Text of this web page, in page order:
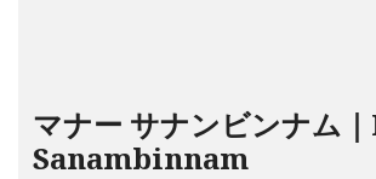
マナー サナンビンナム
Sanambinnam